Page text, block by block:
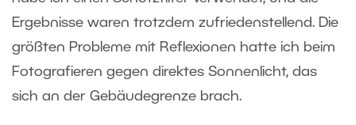
Ergebnisse waren trotzdem zufriedenstellend. Die
größten Probleme mit Reflexionen hatte ich beim
Fotografieren gegen direktes Sonnenlicht, das
sich an der Gebäudegrenze brach.